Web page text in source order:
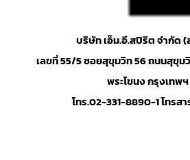
บริษัท เอ็ม.อี.สปิริต จำกัด
เลขที่ 55/5 ซอยสุขุมวิท 56 ถนนสุขุม
พระโขนง กรุงเทพ
โทร.02-331-8890-1 โทรส